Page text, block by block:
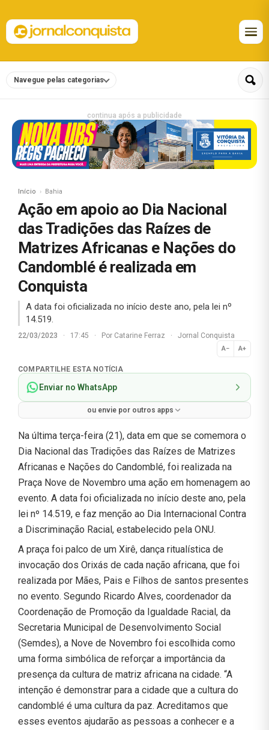
Navegue pelas categorias
continua após a publicidade
Início Bahia
Ação em apoio ao Dia Nacional
das Tradições das Raízes de
Matrizes Africanas e Nações do
Candomblé é realizada em
Conquista
A data foi oficializada no início deste ano, pela lei nº
14.519.
22/03/2023 · 17:45 · Por Catarine Ferraz · Jornal Conquista
A− A+
Normal
COMPARTILHE ESTA NOTÍCIA
Enviar no WhatsApp
ou envie por outros apps
Na última terça-feira (21), data em que se comemora o
Dia Nacional das Tradições das Raízes de Matrizes
Africanas e Nações do Candomblé, foi realizada na
Praça Nove de Novembro uma ação em homenagem ao
evento. A data foi oficializada no início deste ano, pela
lei nº 14.519, e faz menção ao Dia Internacional Contra
a Discriminação Racial, estabelecido pela ONU.
A praça foi palco de um Xirê, dança ritualística de
invocação dos Orixás de cada nação africana, que foi
realizada por Mães, Pais e Filhos de santos presentes
no evento. Segundo Ricardo Alves, coordenador da
Coordenação de Promoção da Igualdade Racial, da
Secretaria Municipal de Desenvolvimento Social
(Semdes), a Nove de Novembro foi escolhida como
uma forma simbólica de reforçar a importância da
presença da cultura de matriz africana na cidade. “A
intenção é demonstrar para a cidade que a cultura do
candomblé é uma cultura da paz. Acreditamos que
esses eventos ajudarão as pessoas a conhecer e a